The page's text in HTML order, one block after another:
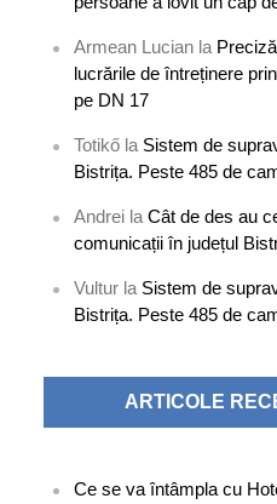
Armean Lucian la
lucrările de întreținere
pe DN 17
Totikő la Sistem de
Bistrița. Peste 485 de
Andrei laCât de des au
comunicații în județul
Vultur la Sistem de
Bistrița. Peste 485 de
ARTICOLE
Ce se va întâmpla cu